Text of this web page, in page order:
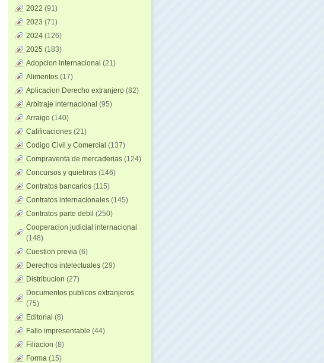
2022 (91)
2023 (71)
2024 (126)
2025 (183)
Adopcion internacional (21)
Alimentos (17)
Aplicacion Derecho extranjero (82)
Arbitraje internacional (95)
Arraigo (140)
Calificaciones (21)
Codigo Civil y Comercial (137)
Compraventa de mercaderias (124)
Concursos y quiebras (146)
Contratos bancarios (115)
Contratos internacionales (145)
Contratos parte debil (250)
Cooperacion judicial internacional
(148)
Cuestion previa (6)
Derechos intelectuales (29)
Distribucion (27)
Documentos publicos extranjeros
(75)
Editorial (8)
Fallo impresentable (44)
Filiacion (8)
Forma (15)